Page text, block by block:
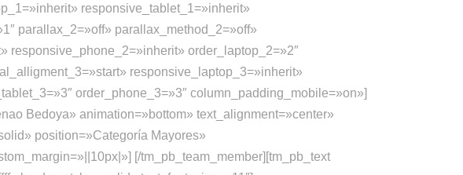
responsive_tablet_1=»inherit»
parallax_2=»off» parallax_method_2=»off»
responsive_phone_2=»inherit» order_laptop_2=»2″
responsive_laptop_3=»inherit»
order_phone_3=»3″ column_padding_mobile=»on»]
Bedoya» animation=»bottom» text_alignment=»center»
position=»Categoría Mayores»
[/tm_pb_team_member][tm_pb_text